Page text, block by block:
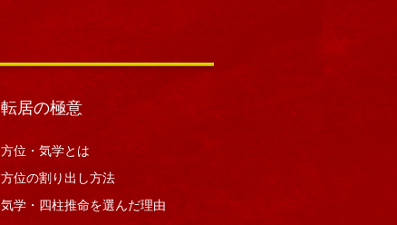
転居の極意
方位・気学とは
方位の割り出し方法
気学・四柱推命を選んだ理由